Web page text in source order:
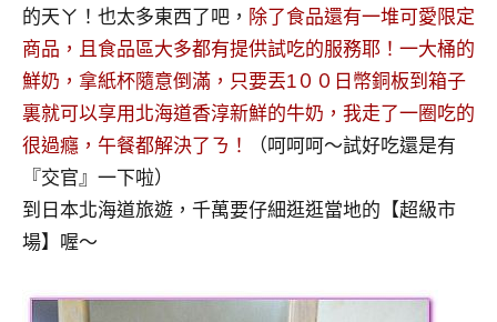
旅
遊
書
者、
各
發
表
會
及
的天ㄚ！也太多東西了吧， 除了食品還有一堆可愛限定
商品，且食品區大多都有提供試吃的服務耶！一大桶的
鮮奶，拿紙杯隨意倒滿，只要丟1００日幣銅板到箱子
裏就可以享用北海道香淳新鮮的牛奶，我走了一圈吃的
很過癮，午餐都解決了ㄋ！
（呵呵呵～試好吃還是有
『交官』一下啦）
到日本北海道旅遊，千萬要仔細逛逛當地的【超級市
場】喔～